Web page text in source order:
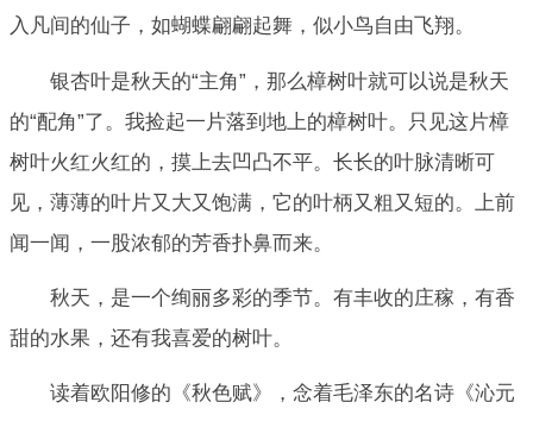
入凡间的仙子，如蝴蝶翩翩起舞，似小鸟自由飞翔。
银杏叶是秋天的“主角”，那么樟树叶就可以说是秋天
的“配角”了。我捡起一片落到地上的樟树叶。只见这片樟
树叶火红火红的，摸上去凹凸不平。长长的叶脉清晰可
见，薄薄的叶片又大又饱满，它的叶柄又粗又短的。上前
闻一闻，一股浓郁的芳香扑鼻而来。
秋天，是一个绚丽多彩的季节。有丰收的庄稼，有香
甜的水果，还有我喜爱的树叶。
读着欧阳修的《秋色赋》，念着毛泽东的名诗《沁元